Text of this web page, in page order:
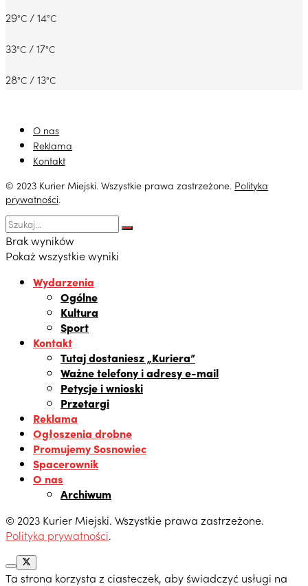
29°C / 14°C
33°C / 17°C
28°C / 13°C
O nas
Reklama
Kontakt
© 2023 Kurier Miejski. Wszystkie prawa zastrzeżone. Polityka
prywatności.
Brak wyników
Pokaż wszystkie wyniki
Wydarzenia
Ogólne
Kultura
Sport
Kontakt
Tutaj dostaniesz „Kuriera”
Ważne telefony i adresy e-mail
Petycje i wnioski
Przetargi
Reklama
Ogłoszenia drobne
Promujemy Sosnowiec
Spacerownik
O nas
Archiwum
© 2023 Kurier Miejski. Wszystkie prawa zastrzeżone.
Polityka prywatności.
Ta strona korzysta z ciasteczek, aby świadczyć usługi na